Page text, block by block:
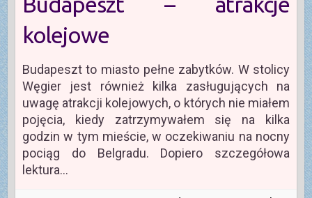
kolejowe
Budapeszt to miasto pełne zabytków. W stolicy
Węgier jest również kilka zasługujących na
uwagę atrakcji kolejowych, o których nie miałem
pojęcia, kiedy zatrzymywałem się na kilka
godzin w tym mieście, w oczekiwaniu na nocny
pociąg do Belgradu. Dopiero szczegółowa
lektura…